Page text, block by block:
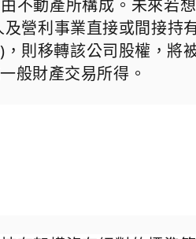
不動產所構成。未來若
及營利事業直接或間接持
) ，則移轉該公司股權，將
般財產交易所得。